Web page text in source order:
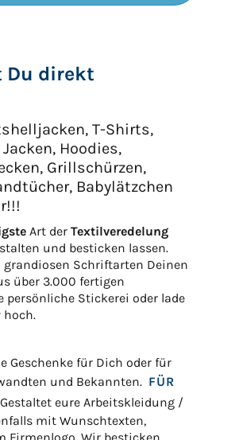
Du direkt
T-Shirts,
Hoodies,
Grillschürzen,
Babylätzchen
Art der Textilveredelung
und besticken lassen.
grandiosen Schriftarten Deinen
über 3.000 fertigen
persönliche Stickerei oder lade
hoch.
Geschenke für Dich oder für
und Bekannten. FÜR
eure Arbeitskleidung /
mit Wunschtexten,